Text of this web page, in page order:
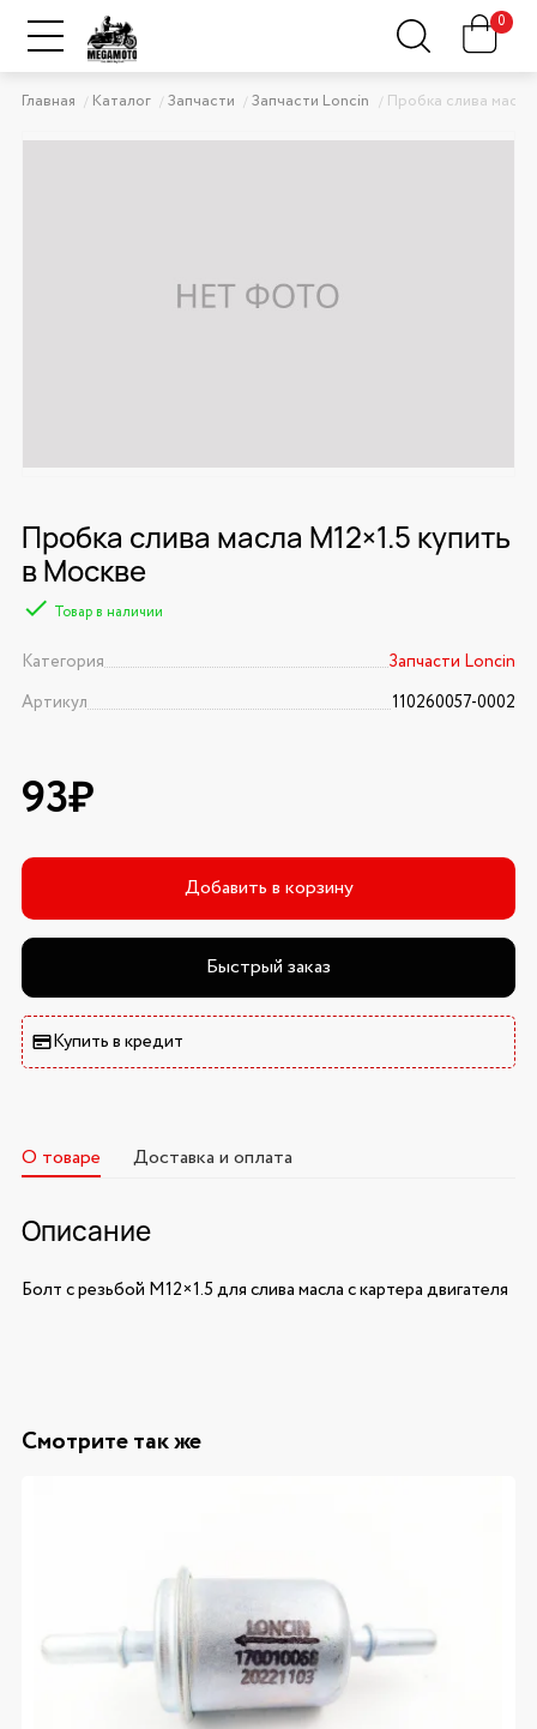
0
Главная Каталог Запчасти Запчасти Loncin Пробка слива масла
Пробка слива масла M12×1.5 купить
в Москве
Товар в наличии
Категория
Запчасти Loncin
Артикул
110260057-0002
93₽
Добавить в корзину
Быстрый заказ
Купить в кредит
О товаре Доставка и оплата
Описание
Болт с резьбой M12×1.5 для слива масла с картера двигателя
Смотрите так же